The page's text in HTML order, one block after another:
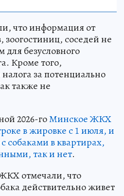
что информация от
соседей не
для безусловного
Кроме того,
за потенциально
также не
2026-гоМинское ЖКХ
в жировке с 1 июля, и
собаками в квартирах,
так и нет.
отмечали, что
действительно живет